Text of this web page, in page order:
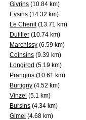
Givrins (10.84 km)
Eysins (14.32 km)
Le Chenit(13.71 km)
Duillier (10.74 km)
Marchissy (6.59 km)
Coinsins (9.39 km)
Longirod (5.19 km)
Prangins (10.61 km)
Burtigny (4.52 km)
Vinzel (5.1 km)
Bursins (4.34 km)
Gimel (4.68 km)